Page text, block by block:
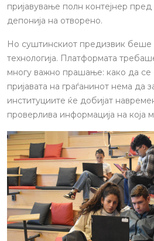
пријавување полн контејнер пред
депонија на отворено.
Но суштинскиот предизвик беше
технологија. Платформата
многу важно прашање: како да
пријавата на граѓанинот нема да
институциите ќе добијат
проверлива информација на која